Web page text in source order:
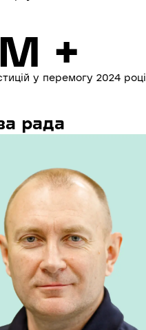
+
у перемогу 2024 році
рада